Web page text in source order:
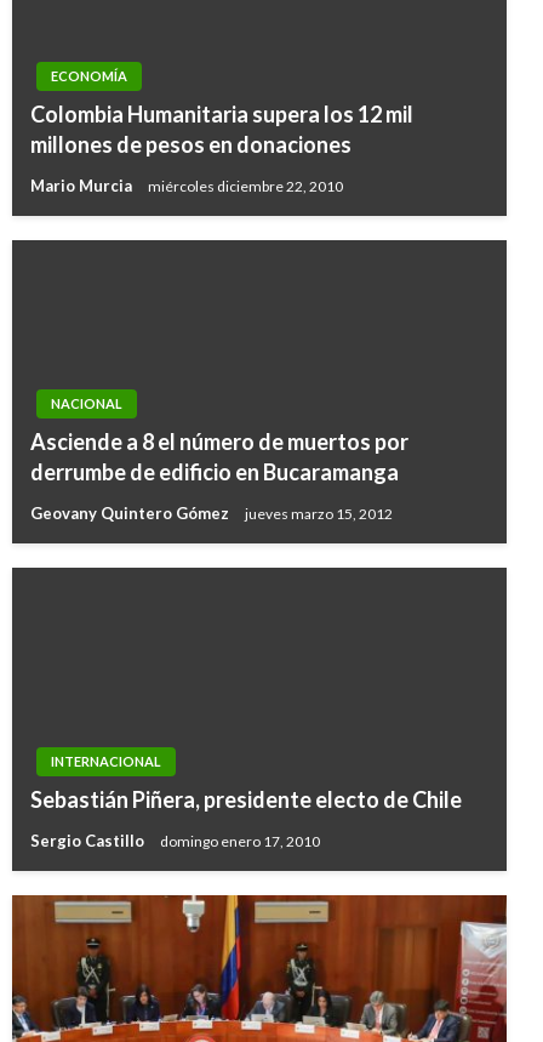
ECONOMÍA
Colombia Humanitaria supera los 12 mil
millones de pesos en donaciones
Mario Murcia miércoles diciembre 22, 2010
NACIONAL
Asciende a 8 el número de muertos por
derrumbe de edificio en Bucaramanga
Geovany Quintero Gómez jueves marzo 15, 2012
INTERNACIONAL
Sebastián Piñera, presidente electo de Chile
Sergio Castillo domingo enero 17, 2010